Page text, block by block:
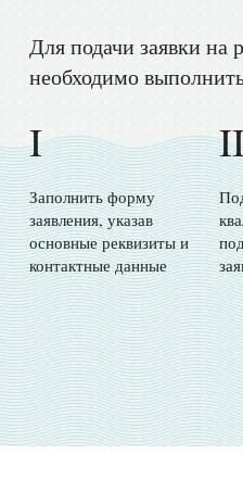
Для подачи заявки на
необходимо
I
Заполнить форму
заявления, указав
основные реквизиты и
контактные данные